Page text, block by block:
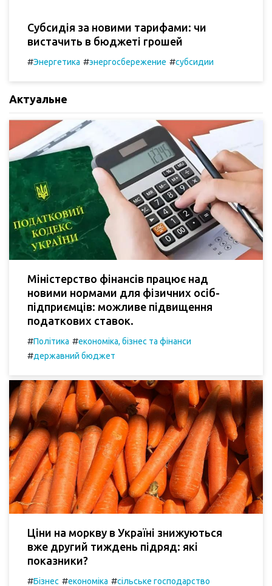
Субсидія за новими тарифами: чи
вистачить в бюджеті грошей
#Энергетика #энергосбережение #субсидии
Актуальне
Міністерство фінансів працює над
новими нормами для фізичних осіб-
підприємців: можливе підвищення
податкових ставок.
#Політика #економіка, бізнес та фінанси
#державний бюджет
Ціни на моркву в Україні знижуються
вже другий тиждень підряд: які
показники?
#Бізнес #економіка #сільське господарство